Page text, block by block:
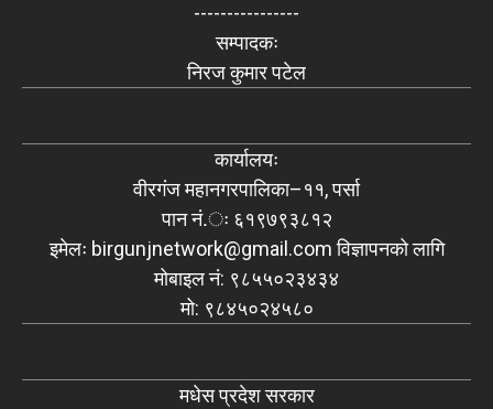
----------------
सम्पादकः
निरज कुमार पटेल
कार्यालयः
वीरगंज महानगरपालिका–११, पर्सा
पान नं.ः ६१९७९३८१२
इमेलः birgunjnetwork@gmail.comविज्ञापनको लागि
मोबाइल नं: ९८५५०२३४३४
मो: ९८४५०२४५८०
मधेस प्रदेश सरकार